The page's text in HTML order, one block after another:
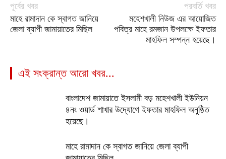
পূর্বের খবর
মাহে রামাদান কে স্বাগত জানিয়ে
জেলা ব্যাপী জামায়াতের মিছিল
পরবর্তি খবর
মহেশখালী নিউজ এর আয়োজিত
পবিত্র মাহে রমজান উপলক্ষে ইফতার
মাহফিল সম্পন্ন হয়েছে।
এই সংক্রান্ত আরো খবর...
বাংলাদেশ জামায়াতে ইসলামী বড় মহেশখালী ইউনিয়ন
৪নং ওয়ার্ড শাখার উদ্যোগে ইফতার মাহফিল অনুষ্ঠিত
হয়েছে।
মাহে রামাদান কে স্বাগত জানিয়ে জেলা ব্যাপী